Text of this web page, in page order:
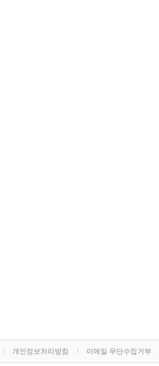
개인정보처리방침 이메일 무단수집거부